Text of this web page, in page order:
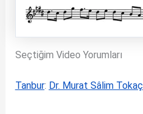
Seçtiğim Video Yorumları
Tanbur: Dr. Murat Sâlim Tokaç